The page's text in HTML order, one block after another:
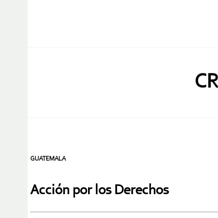
GUATEMALA
Acción por los Derechos